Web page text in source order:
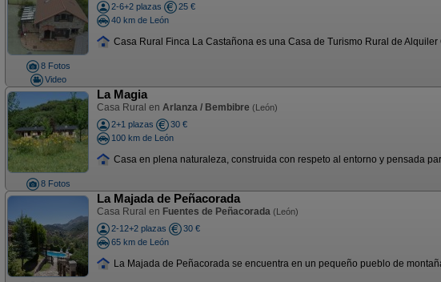
8 Fotos
Video
2-6+2 plazas
25 €
40 km de León
Casa Rural Finca La Castañona es una Casa de Turismo Rural de
8 Fotos
La Magia
Casa Rural en Arlanza / Bembibre (León)
2+1 plazas
30 €
100 km de León
Casa en plena naturaleza, construida con respeto al entorno y pensada
La Majada de Peñacorada
Casa Rural en Fuentes de Peñacorada (León)
2-12+2 plazas
30 €
65 km de León
La Majada de Peñacorada se encuentra en un pequeño pueblo de